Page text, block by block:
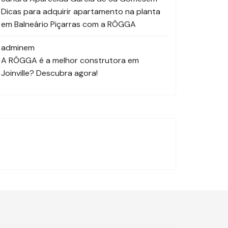
Dicas para adquirir apartamento na planta
em Balneário Piçarras com a RÔGGA
adminem
A RÔGGA é a melhor construtora em
Joinville? Descubra agora!